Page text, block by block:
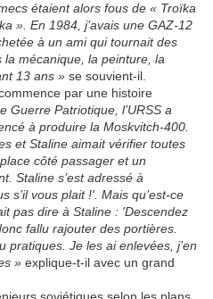
étaient alors fous de « Troïka
». En 1984, j’avais une GAZ-12
à un ami qui tournait des
la mécanique, la peinture, la
13 ans » se souvient-il.
par une histoire
Guerre Patriotique, l’URSS a
à produire la Moskvitch-400.
et Staline aimait vérifier toutes
côté passager et un
Staline s’est adressé à
s’il vous plait !'. Mais qu’est-ce
pas dire à Staline : 'Descendez
fallu rajouter des portières.
pratiques. Je les ai enlevées, j’en
» explique-t-il avec un grand